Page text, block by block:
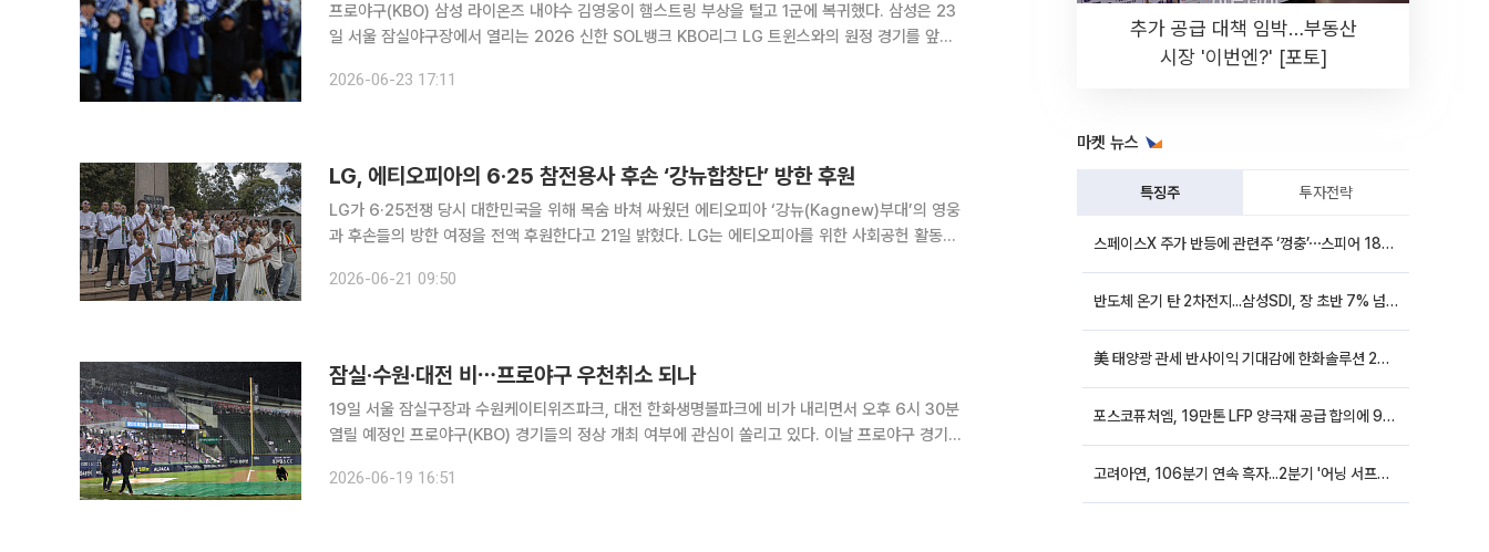
프로야구(KBO) 삼성 라이온즈 내야수 김영웅이 햄스트링 부상을 털고 1군에 복귀했다. 삼성은 23
일 서울 잠실야구장에서 열리는 2026 신한 SOL뱅크 KBO리그 LG 트윈스와의 원정 경기를 앞두
2026-06-23 17:11
LG, 에티오피아의 6·25 참전용사 후손 ‘강뉴합창단’ 방한 후원
LG가 6·25전쟁 당시 대한민국을 위해 목숨 바쳐 싸웠던 에티오피아 ‘강뉴(Kagnew)부대’의 영웅
과 후손들의 방한 여정을 전액 후원한다고 21일 밝혔다. LG는 에티오피아를 위한 사회공헌 활동을
스마마우(95세) 6·25 전쟁 참전용사 등 총 35명은 2
2026-06-21 09:50
잠실·수원·대전 비⋯프로야구 우천취소 되나
19일 서울 잠실구장과 수원케이티위즈파크, 대전 한화생명볼파크에 비가 내리면서 오후 6시 30분
열릴 예정인 프로야구(KBO) 경기들의 정상 개최 여부에 관심이 쏠리고 있다. 이날 프로야구 경기는
NC파크에서 SSG 랜더스와 NC 다이노스, 한화생명볼파크에서
2026-06-19 16:51
추가 공급 대책 임박…부동산
시장 '이번엔?' [포토]
마켓 뉴스
특징주 투자전략
스페이스X 주가 반등에 관련주 ‘껑충’⋯스피어 18%ㆍ에이치브이엠 12%↑
반도체 온기 탄 2차전지...삼성SDI, 장 초반 7% 넘게 껑충
美 태양광 관세 반사이익 기대감에 한화솔루션 20%대·OCI홀딩스 14%대 급등
포스코퓨처엠, 19만톤 LFP 양극재 공급 합의에 9%대 강세
고려아연, 106분기 연속 흑자...2분기 '어닝 서프라이즈'에 장 초반 12%대 강세